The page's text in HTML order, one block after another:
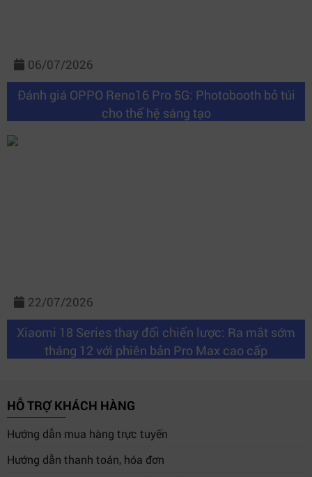
06/07/2026
Đánh giá OPPO Reno16 Pro 5G: Photobooth bỏ túi
cho thế hệ sáng tạo
22/07/2026
Xiaomi 18 Series thay đổi chiến lược: Ra mắt sớm
tháng 12 với phiên bản Pro Max cao cấp
HỖ TRỢ KHÁCH HÀNG
Hướng dẫn mua hàng trực tuyến
Hướng dẫn thanh toán, hóa đơn